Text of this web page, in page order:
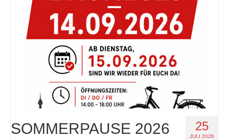
specials
tout terrain pamir / appia / belair / divide
urban arrow familynext pro / 2026 / 100nm
impressum
25
JULI 2026
SOMMERPAUSE 2026